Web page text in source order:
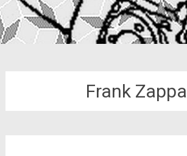
Frank Zappa